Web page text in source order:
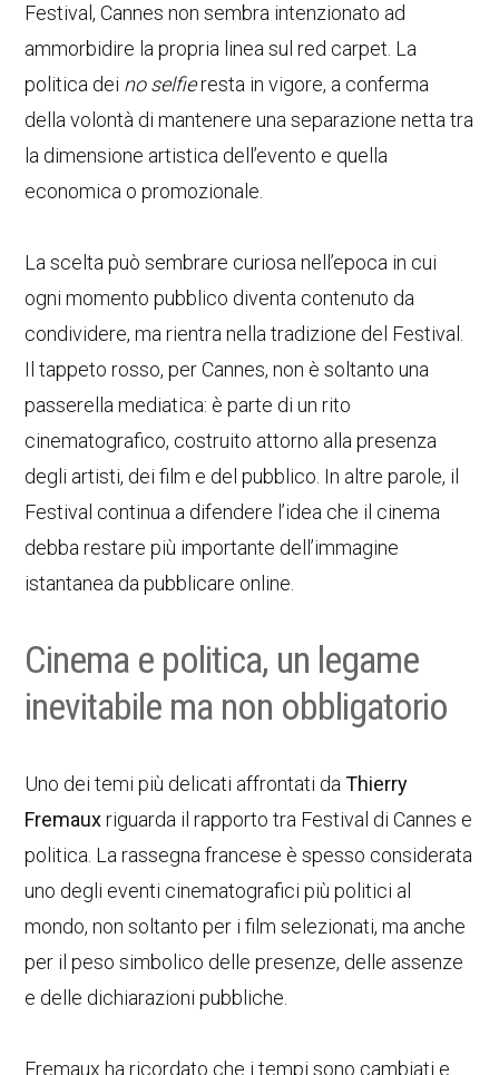
Festival, Cannes non sembra intenzionato ad
ammorbidire la propria linea sul red carpet. La
politica dei no selfieresta in vigore, a conferma
della volontà di mantenere una separazione netta tra
la dimensione artistica dell’evento e quella
economica o promozionale.
La scelta può sembrare curiosa nell’epoca in cui
ogni momento pubblico diventa contenuto da
condividere, ma rientra nella tradizione del Festival.
Il tappeto rosso, per Cannes, non è soltanto una
passerella mediatica: è parte di un rito
cinematografico, costruito attorno alla presenza
degli artisti, dei film e del pubblico. In altre parole, il
Festival continua a difendere l’idea che il cinema
debba restare più importante dell’immagine
istantanea da pubblicare online.
Cinema e politica, un legame
inevitabile ma non obbligatorio
Uno dei temi più delicati affrontati daThierry
Fremauxriguarda il rapporto tra Festival di Cannes e
politica. La rassegna francese è spesso considerata
uno degli eventi cinematografici più politici al
mondo, non soltanto per i film selezionati, ma anche
per il peso simbolico delle presenze, delle assenze
e delle dichiarazioni pubbliche.
Fremaux ha ricordato che i tempi sono cambiati e